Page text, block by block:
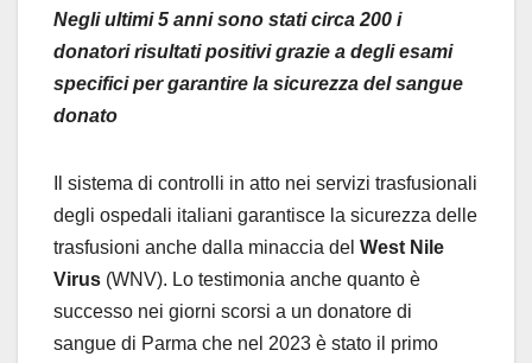
Negli ultimi 5 anni sono stati circa 200 i
donatori risultati positivi grazie a degli esami
specifici per garantire la sicurezza del sangue
donato
Il sistema di controlli in atto nei servizi trasfusionali
degli ospedali italiani garantisce la sicurezza delle
trasfusioni anche dalla minaccia del West Nile
Virus (WNV). Lo testimonia anche quanto è
successo nei giorni scorsi a un donatore di
sangue di Parma che nel 2023 è stato il primo